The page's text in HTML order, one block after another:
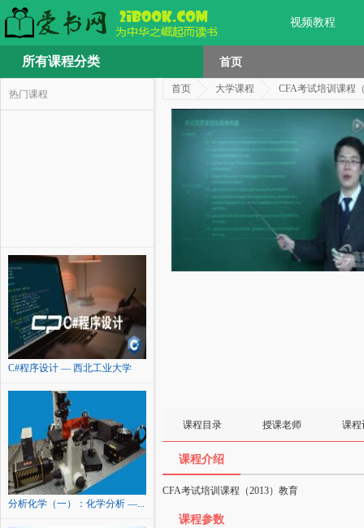
视频教程
所有课程分类 首页
热门课程
C#程序设计 — 西北工业大学
分析化学（一）：化学分析 —...
首页 大学课程 CFA考试培训课程
课程目录 授课老师 课程
课程介绍
CFA考试培训课程（2013）教育
课程参数